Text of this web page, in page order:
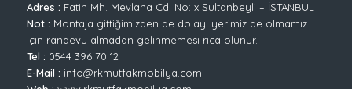
Adres : Fatih Mh. Mevlana Cd. No: x Sultanbeyli – İSTANBUL
Not : Montaja gittiğimizden de dolayı yerimiz de olmamız
için randevu almadan gelinmemesi rica olunur.
Tel : 0544 396 70 12
E-Mail : info@rkmutfakmobilya.com